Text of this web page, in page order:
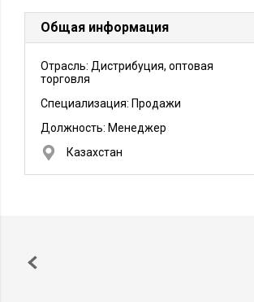
Общая информация
Отрасль: Дистрибуция, оптовая
торговля
Специализация: Продажи
Должность: Менеджер
Казахстан